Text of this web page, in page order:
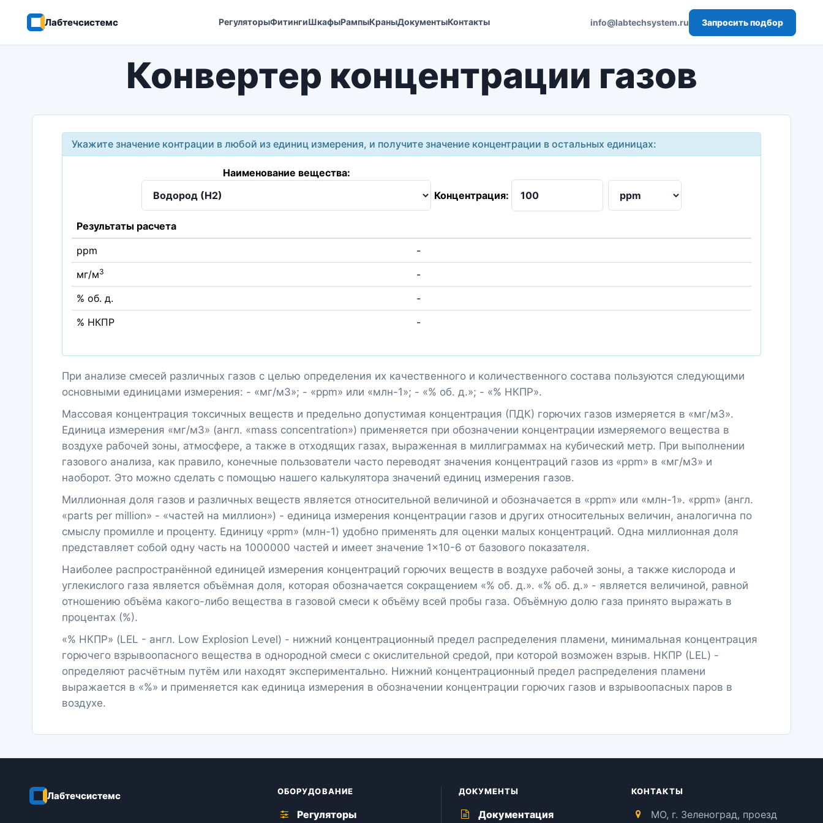
Лабтечсистемс РегуляторыФитингиШкафыРампыКраныДокументыКонтакты info@labtechsystem.ru Запросить подбор
Конвертер концентрации газов
Укажите значение контрации в любой из единиц измерения, и получите значение концентрации в остальных единицах:
Наименование вещества:
Концентрация:
Результаты расчета
ppm
-
мг/м3
-
% об. д.
-
% НКПР
-
При анализе смесей различных газов с целью определения их качественного и количественного состава пользуются следующими
основными единицами измерения: - «мг/м3»; - «ppm» или «млн-1»; - «% об. д.»; - «% НКПР».
Массовая концентрация токсичных веществ и предельно допустимая концентрация (ПДК) горючих газов измеряется в «мг/м3».
Единица измерения «мг/м3» (англ. «mass concentration») применяется при обозначении концентрации измеряемого вещества в
воздухе рабочей зоны, атмосфере, а также в отходящих газах, выраженная в миллиграммах на кубический метр. При выполнении
газового анализа, как правило, конечные пользователи часто переводят значения концентраций газов из «ppm» в «мг/м3» и
наоборот. Это можно сделать с помощью нашего калькулятора значений единиц измерения газов.
Миллионная доля газов и различных веществ является относительной величиной и обозначается в «ppm» или «млн-1». «ppm» (англ.
«parts per million» - «частей на миллион») - единица измерения концентрации газов и других относительных величин, аналогична по
смыслу промилле и проценту. Единицу «ppm» (млн-1) удобно применять для оценки малых концентраций. Одна миллионная доля
представляет собой одну часть на 1000000 частей и имеет значение 1×10-6 от базового показателя.
Наиболее распространённой единицей измерения концентраций горючих веществ в воздухе рабочей зоны, а также кислорода и
углекислого газа является объёмная доля, которая обозначается сокращением «% об. д.». «% об. д.» - является величиной, равной
отношению объёма какого-либо вещества в газовой смеси к объёму всей пробы газа. Объёмную долю газа принято выражать в
процентах (%).
«% НКПР» (LEL - англ. Low Explosion Level) - нижний концентрационный предел распределения пламени, минимальная концентрация
горючего взрывоопасного вещества в однородной смеси с окислительной средой, при которой возможен взрыв. НКПР (LEL) -
определяют расчётным путём или находят экспериментально. Нижний концентрационный предел распределения пламени
выражается в «%» и применяется как единица измерения в обозначении концентрации горючих газов и взрывоопасных паров в
воздухе.
Лабтечсистемс ОБОРУДОВАНИЕ
Регуляторы
ДОКУМЕНТЫ
Документация
КОНТАКТЫ
МО, г. Зеленоград, проезд